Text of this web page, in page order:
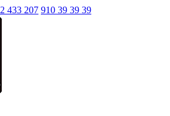
433 207 910 39 39 39